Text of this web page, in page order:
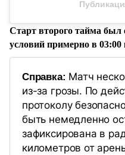
Старт второго тайма был
условий примерно в 03:00
Справка: Матч
из-за грозы. По
протоколу
быть немедленно
зафиксирована в
километров от